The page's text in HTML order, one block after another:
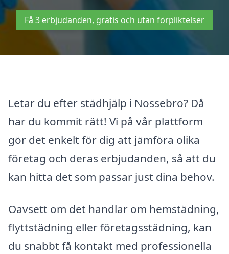
Få 3 erbjudanden, gratis och utan förpliktelser
Letar du efter städhjälp i Nossebro? Då
har du kommit rätt! Vi på vår plattform
gör det enkelt för dig att jämföra olika
företag och deras erbjudanden, så att du
kan hitta det som passar just dina behov.
Oavsett om det handlar om hemstädning,
flyttstädning eller företagsstädning, kan
du snabbt få kontakt med professionella